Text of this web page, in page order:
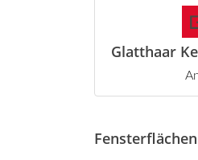
Glatthaar